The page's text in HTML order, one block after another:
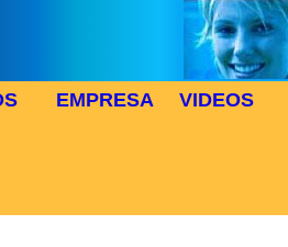
EMPRESA VIDEOS